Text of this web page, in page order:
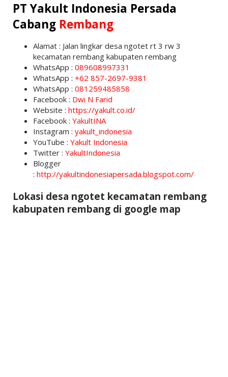
PT Yakult Indonesia Persada
Cabang Rembang
Alamat : Jalan lingkar desa ngotet rt 3 rw 3
kecamatan rembang kabupaten rembang
WhatsApp : 089608997331
WhatsApp : +62 857-2697-9381
WhatsApp : 081259485858
Facebook : Dwi N Farid
Website : https://yakult.co.id/
Facebook : YakultINA
Instagram : yakult_indonesia
YouTube : Yakult Indonesia
Twitter : YakultIndonesia
Blogger
: http://yakultindonesiapersada.blogspot.com/
Lokasi desa ngotet kecamatan rembang
kabupaten rembang di google map